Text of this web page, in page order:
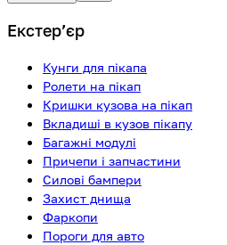
Екстерʼєр
Кунги для пікапа
Ролети на пікап
Кришки кузова на пікап
Вкладиші в кузов пікапу
Багажні модулі
Причепи і запчастини
Силові бампери
Захист днища
Фаркопи
Пороги для авто